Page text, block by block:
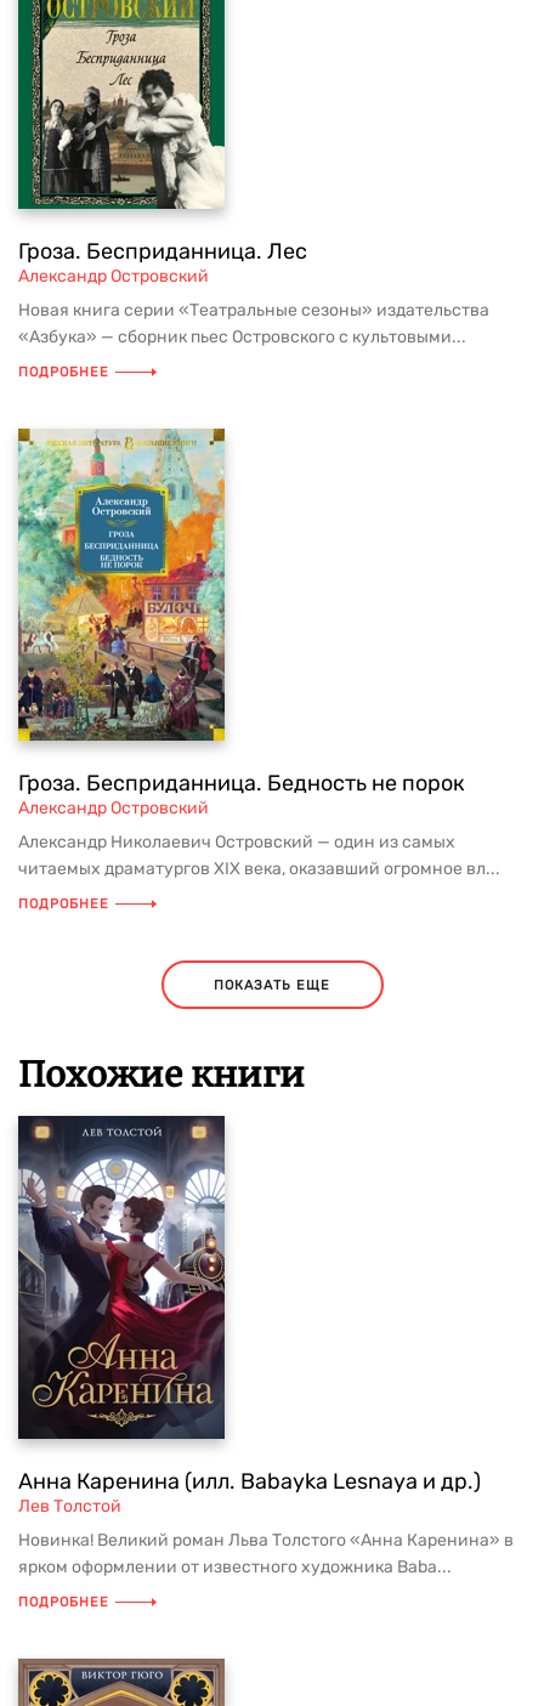
Гроза. Бесприданница. Лес
Александр Островский
Новая книга серии «Театральные сезоны» издательства
«Азбука» — сборник пьес Островского с культовыми...
ПОДРОБНЕЕ
Гроза. Бесприданница. Бедность не порок
Александр Островский
Александр Николаевич Островский — один из самых
читаемых драматургов XIX века, оказавший огромное вл...
ПОДРОБНЕЕ
ПОКАЗАТЬ ЕЩЕ
Похожие книги
Анна Каренина (илл. Babayka Lesnaya и др.)
Лев Толстой
Новинка! Великий роман Льва Толстого «Анна Каренина» в
ярком оформлении от известного художника Baba...
ПОДРОБНЕЕ